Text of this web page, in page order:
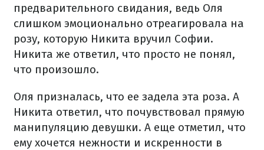
предварительного свидания, ведь Оля
слишком эмоционально отреагировала на
розу, которую Никита вручил Софии.
Никита же ответил, что просто не понял,
что произошло.
Оля призналась, что ее задела эта роза. А
Никита ответил, что почувствовал прямую
манипуляцию девушки. А еще отметил, что
ему хочется нежности и искренности в